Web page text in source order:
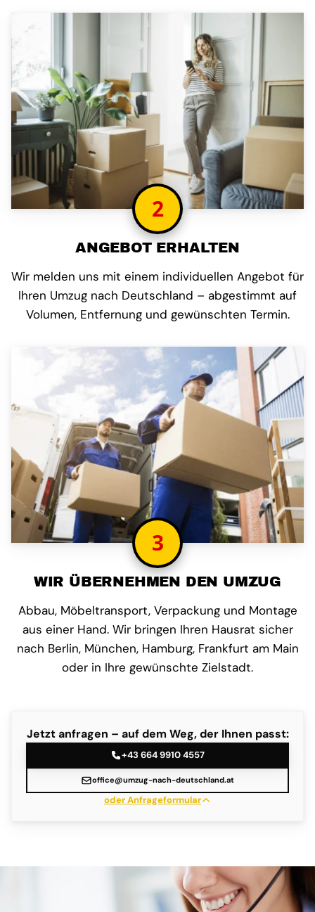
2
ANGEBOT ERHALTEN
Wir melden uns mit einem individuellen Angebot für
Ihren Umzug nach Deutschland – abgestimmt auf
Volumen, Entfernung und gewünschten Termin.
3
WIR ÜBERNEHMEN DEN UMZUG
Abbau, Möbeltransport, Verpackung und Montage
aus einer Hand. Wir bringen Ihren Hausrat sicher
nach Berlin, München, Hamburg, Frankfurt am Main
oder in Ihre gewünschte Zielstadt.
Jetzt anfragen – auf dem Weg, der Ihnen passt:
+43 664 9910 4557
office@umzug-nach-deutschland.at
oder Anfrageformular